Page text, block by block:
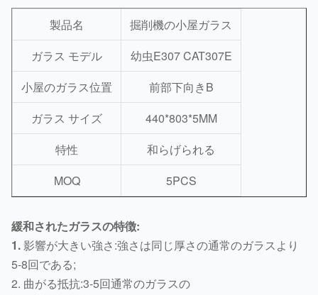
製品名
掘削機の小屋ガラス
ガラス モデル
幼虫E307 CAT307E
小屋のガラス位置
前部下向きB
ガラス サイズ
440*803*5MM
特性
和らげられる
MOQ
5PCS
緩和されたガラスの特徴:
1.影響が大きい強さ:強さは同じ厚さの通常のガラスより
5-8回である;
2. 曲がる抵抗:3-5回通常のガラスの